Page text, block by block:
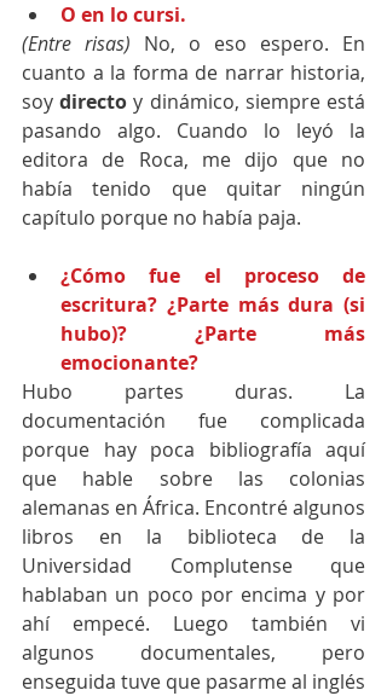
O en lo cursi.
(Entre risas) No, o eso espero. En
cuanto a la forma de narrar historia,
soy directo y dinámico, siempre está
pasando algo. Cuando lo leyó la
editora de Roca, me dijo que no
había tenido que quitar ningún
capítulo porque no había paja.
¿Cómo fue el proceso de
escritura? ¿Parte más dura (si
hubo)? ¿Parte más
emocionante?
Hubo partes duras. La
documentación fue complicada
porque hay poca bibliografía aquí
que hable sobre las colonias
alemanas en África. Encontré algunos
libros en la biblioteca de la
Universidad Complutense que
hablaban un poco por encima y por
ahí empecé. Luego también vi
algunos documentales, pero
enseguida tuve que pasarme al inglés